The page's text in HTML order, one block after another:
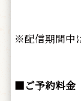
※配信期間中
■ご予約料金